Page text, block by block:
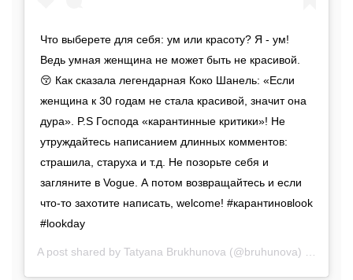
Что выберете для себя: ум или красоту? Я - ум!
Ведь умная женщина не может быть не красивой.
😚 Как сказала легендарная Коко Шанель: «Если
женщина к 30 годам не стала красивой, значит она
дура». P.S Господа «карантинные критики»! Не
утруждайтесь написанием длинных комментов:
страшила, старуха и т.д. Не позорьте себя и
загляните в Vogue. А потом возвращайтесь и если
что-то захотите написать, welcome! #карантиновlook
#lookday
A post shared by Tatyana Brukhunova (@bruhunova) on